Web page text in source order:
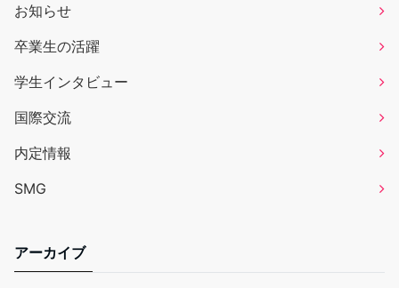
お知らせ
卒業生の活躍
学生インタビュー
国際交流
内定情報
SMG
アーカイブ